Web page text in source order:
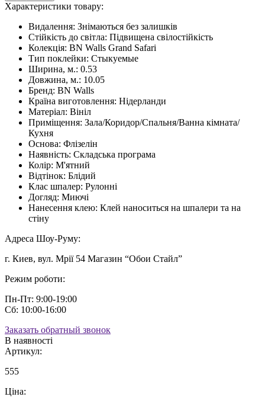
Характеристики товару:
Видалення: Знімаються без залишків
Стійкість до світла: Підвищена свілостійкість
Колекція: BN Walls Grand Safari
Тип поклейки: Стыкуемые
Ширина, м.: 0.53
Довжина, м.: 10.05
Бренд: BN Walls
Країна виготовлення: Нідерланди
Матеріал: Вініл
Приміщення: Зала/Коридор/Спальня/Ванна кімната/
Кухня
Основа: Флізелін
Наявність: Складська програма
Колір: М'ятний
Відтінок: Блідий
Клас шпалер: Рулонні
Догляд: Миючі
Нанесення клею: Клей наноситься на шпалери та на
стіну
Адреса Шоу-Руму:
г. Киев, вул. Мрії 54 Магазин “Обои Стайл”
Режим роботи:
Пн-Пт: 9:00-19:00
Сб: 10:00-16:00
Заказать обратный звонок
В наявності
Артикул:
555
Ціна: